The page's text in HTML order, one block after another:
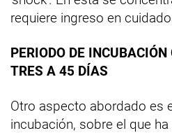
requiere ingreso en
PERIODO DE
TRES A 45 DÍAS
Otro aspecto abordado es
incubación, sobre el que